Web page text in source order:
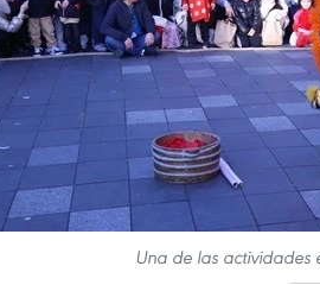
Una de las actividades